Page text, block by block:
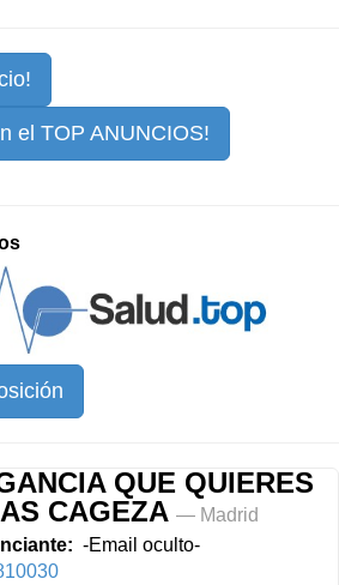
el TOP ANUNCIOS!
QUE QUIERES
CAGEZA — Madrid
-Email oculto-